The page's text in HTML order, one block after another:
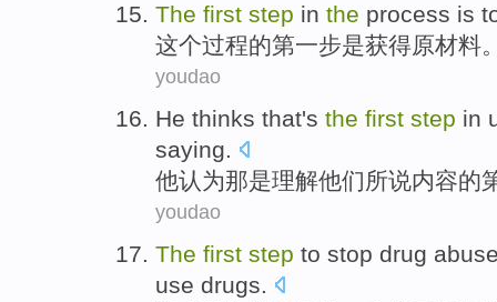
The first step in the process is
这个过程的第一步是获得原材料
youdao
He thinks that's the first step in
saying.
他认为那是理解他们所说内容的
youdao
The first step to stop drug
use drugs.